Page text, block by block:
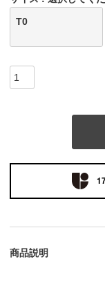
T0
商品説明